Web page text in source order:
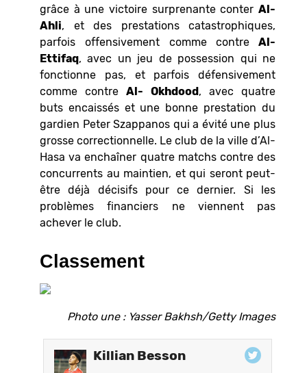
grâce à une victoire surprenante conter Al-
Ahli, et des prestations catastrophiques,
parfois offensivement comme contre Al-
Ettifaq, avec un jeu de possession qui ne
fonctionne pas, et parfois défensivement
comme contreAl- Okhdood, avec quatre
buts encaissés et une bonne prestation du
gardien Peter Szappanos qui a évité une plus
grosse correctionnelle. Le club de la ville d’Al-
Hasa va enchaîner quatre matchs contre des
concurrents au maintien, et qui seront peut-
être déjà décisifs pour ce dernier. Si les
problèmes financiers ne viennent pas
achever le club.
Classement
Photo une : Yasser Bakhsh/Getty Images
Killian Besson